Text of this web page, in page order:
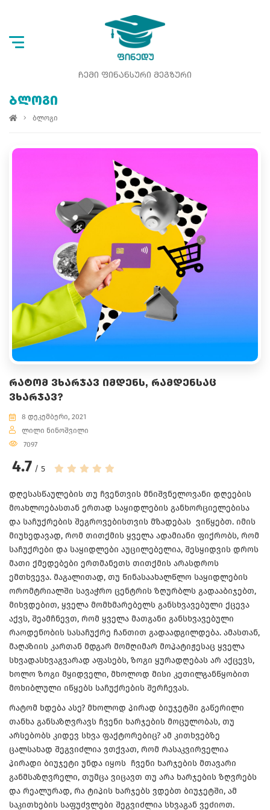
ᲩᲔᲛᲘ ᲤᲘᲜᲐᲜᲡᲣᲠᲘ ᲛᲔᲒᲖᲣᲠᲘ
ᲑᲚᲝᲒᲘ
ბლოგი
ᲠᲐᲢᲝᲛ ᲕᲮᲐᲠᲯᲐᲕ ᲘᲛᲓᲔᲜᲡ, ᲠᲐᲛᲓᲔᲜᲡᲐᲪ
ᲕᲮᲐᲠᲯᲐᲕ?
8 დეკემბერი, 2021
ლილი ნინოშვილი
7097
4.7 / 5
დღესასწაულების თუ ჩვენთვის მნიშვნელოვანი დღეების
მოახლოებასთან ერთად საყიდლების განხორციელებისა
და საჩუქრების შეგროვებისთვის მზადებას ვიწყებთ. იმის
მიუხედავად, რომ თითქმის ყველა ადამიანი ფიქრობს, რომ
საჩუქრები და საყიდლები აუცილებელია, შესყიდვის დროს
მათი ქმედებები ერთმანეთს თითქმის არასდროს
ემთხვევა. მაგალითად, თუ წინასაახალწლო საყიდლების
ორომტრიალში სავაჭრო ცენტრის ზღურბლს გადააბიჯებთ,
მიხვდებით, ყველა მომხმარებელს განსხვავებული ქცევა
აქვს, შეამჩნევთ, რომ ყველა მათგანი განსხვავებული
რაოდენობის სასაჩუქრე ჩანთით გადაადგილდება. ამასთან,
მაღაზიის კართან მდგარ მომღიმარ მოპატიჟესაც ყველა
სხვადასხვაგვარად აფასებს, ზოგი ყურადღებას არ აქცევს,
ხოლო ზოგი მყიდველი, მხოლოდ მისი კეთილგანწყობით
მოხიბლული იწყებს საჩუქრების შერჩევას.
რატომ ხდება ასე? მხოლოდ პირად ბიუჯეტში გაწერილი
თანხა განსაზღვრავს ჩვენი ხარჯების მოცულობას, თუ
არსებობს კიდევ სხვა ფაქტორებიც? ამ კითხვებზე
ცალსახად შეგვიძლია ვთქვათ, რომ რასაკვირველია
პირადი ბიუჯეტი უნდა იყოს ჩვენი ხარჯების მთავარი
განმსაზღვრელი, თუმცა ვიცავთ თუ არა ხარჯების ზღვრებს
და რეალურად, რა ტიპის ხარჯებს ვდებთ ბიუჯეტში, ამ
საკითხების საფუძვლები შეგვიძლია სხვაგან ვეძიოთ.